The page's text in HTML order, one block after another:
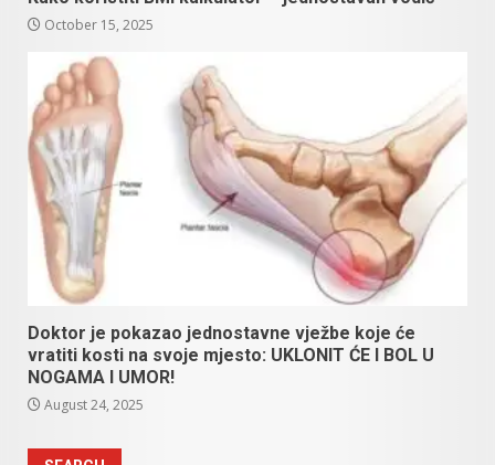
October 15, 2025
Doktor je pokazao jednostavne vježbe koje će
vratiti kosti na svoje mjesto: UKLONIT ĆE I BOL U
NOGAMA I UMOR!
August 24, 2025